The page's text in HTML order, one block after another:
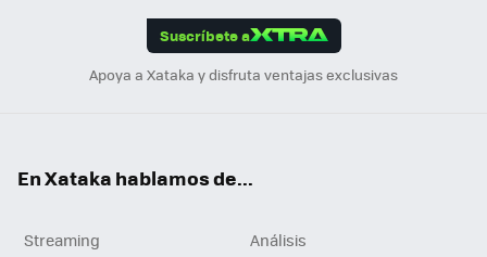
Suscríbete a
Apoya a Xataka y disfruta ventajas exclusivas
En Xataka hablamos de...
Streaming
Análisis